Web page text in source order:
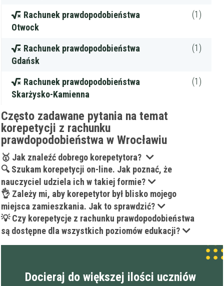
Nauczanie przedszkolne
Szkoła podstawowa
Gimnazjum
Liceum
Przygotowania do matury
Przygotowania do studiów
Studia
Dorośli
u ucznia
u korepetytora
Wykształcenie
korepetytora
korepetytora
Minimum
Staż korepetytora
Wiek korepetytora od do
Płeć korepetytora
bez znaczenia
kobieta
mężczyzna
Rachunek prawdopodobieństwa
Otwock
(1)
Rachunek prawdopodobieństwa
Gdańsk
(1)
Rachunek prawdopodobieństwa
Skarżysko-Kamienna
(1)
Często zadawane pytania na temat
korepetycji z rachunku
prawdopodobieństwa w Wrocławiu
🥇 Jak znaleźć dobrego korepetytora?
🔍 Szukam korepetycji on-line. Jak poznać, że
nauczyciel udziela ich w takiej formie?
👌 Zależy mi, aby korepetytor był blisko mojego
miejsca zamieszkania. Jak to sprawdzić?
💡 Czy korepetycje z rachunku prawdopodobieństwa
są dostępne dla wszystkich poziomów edukacji?
Docieraj do większej ilości uczniów